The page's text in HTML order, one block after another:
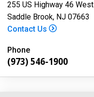
255 US Highway 46 West
Saddle Brook, NJ 07663
Contact Us
Phone
(973) 546-1900